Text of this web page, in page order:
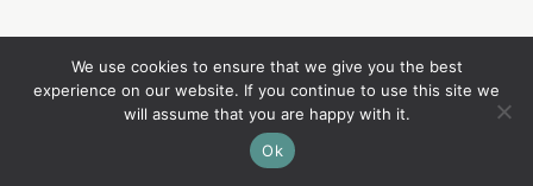
We use cookies to ensure that we give you the best
experience on our website. If you continue to use this site we
will assume that you are happy with it.
Ok